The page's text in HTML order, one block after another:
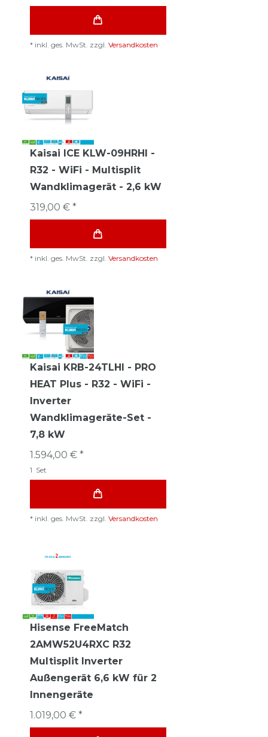
* inkl. ges. MwSt. zzgl. Versandkosten
Kaisai ICE KLW-09HRHI -
R32 - WiFi - Multisplit
Wandklimagerät - 2,6 kW
319,00 € *
* inkl. ges. MwSt. zzgl. Versandkosten
Kaisai KRB-24TLHI - PRO
HEAT Plus - R32 - WiFi -
Inverter
Wandklimageräte-Set -
7,8 kW
1.594,00 € *
1 Set
* inkl. ges. MwSt. zzgl. Versandkosten
Hisense FreeMatch
2AMW52U4RXC R32
Multisplit Inverter
Außengerät 6,6 kW für 2
Innengeräte
1.019,00 € *